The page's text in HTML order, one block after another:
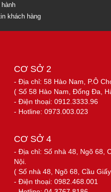
khách hàng
CƠ SỞ 2
- Địa chỉ: 58 Hào Nam, P.Ô
( Số 58 Hào Nam, Đống Đa,
- Điện thoại: 0912.3333.96
- Hotline: 0973.003.023
CƠ SỞ 4
- Địa chỉ: Số nhà 48, Ngõ 68,
Nội.
( Số nhà 48, Ngõ 68, Cầu
- Điện thoại: 0982.468.001